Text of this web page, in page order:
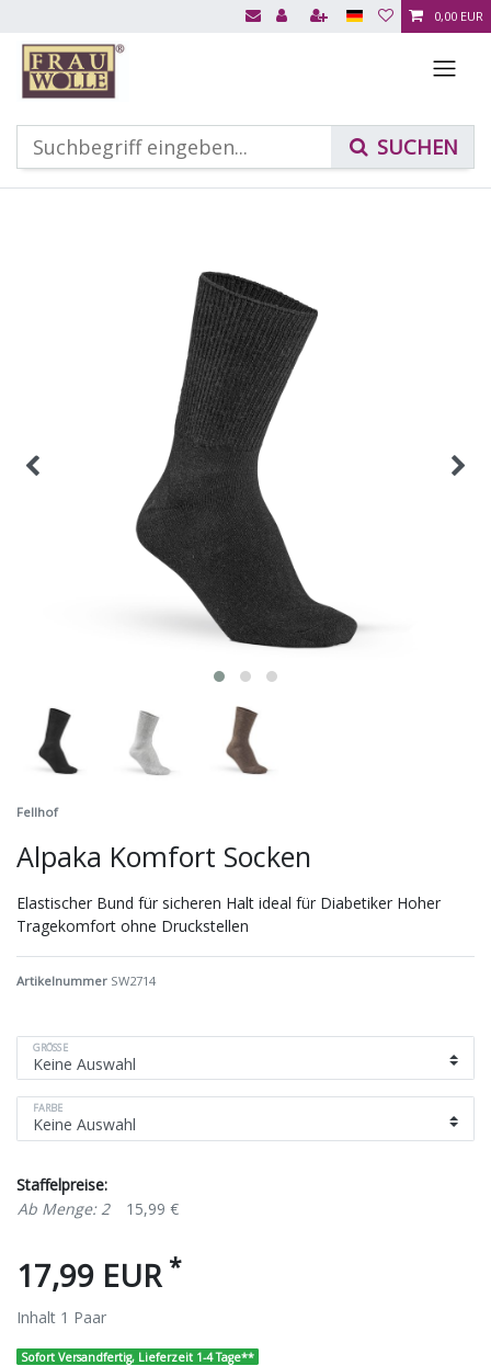
0,00 EUR
Fellhof
Alpaka Komfort Socken
Elastischer Bund für sicheren Halt ideal für Diabetiker Hoher
Tragekomfort ohne Druckstellen
Artikelnummer SW2714
GRÖSSE
FARBE
Staffelpreise:
Ab Menge: 2
15,99 €
17,99 EUR *
Inhalt 1 Paar
Sofort Versandfertig, Lieferzeit 1-4 Tage**